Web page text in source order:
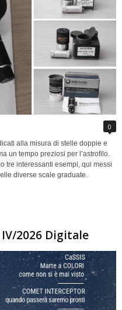
0
alla misura di stelle doppie e
un tempo preziosi per l’astrofilo.
tre interessanti esempi, qui messi
diverse scale graduate.
2026 Digitale